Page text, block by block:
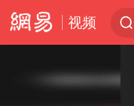
视频